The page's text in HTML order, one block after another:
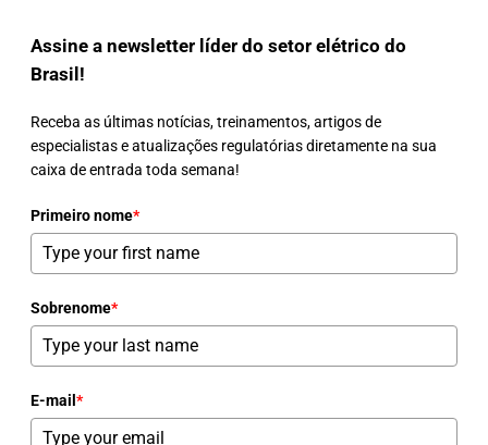
Assine a newsletter líder do setor elétrico do
Brasil!
Receba as últimas notícias, treinamentos, artigos de
especialistas e atualizações regulatórias diretamente na sua
caixa de entrada toda semana!
Primeiro nome*
Sobrenome*
E-mail *